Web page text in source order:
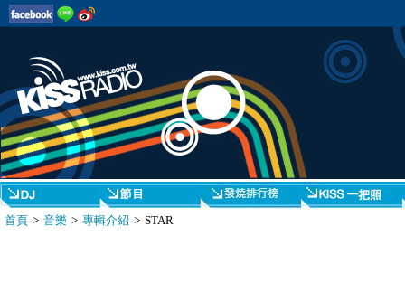
首頁 > 音樂 > 專輯介紹 > STAR